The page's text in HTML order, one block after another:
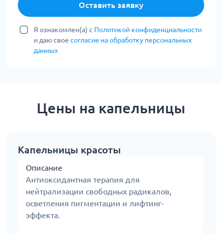
Оставить заявку
Я ознакомлен(а) с Политикой конфиденциальности
и даю свое согласие на обработку персональных
данных
Цены на капельницы
Капельницы красоты
Описание
Антиоксидантная терапия для
нейтрализации свободных радикалов,
осветления пигментации и лифтинг-
эффекта.